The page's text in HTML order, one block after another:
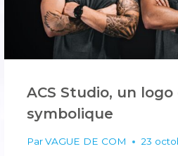
ACS Studio, un
symbolique
Par VAGUE DE COM 23